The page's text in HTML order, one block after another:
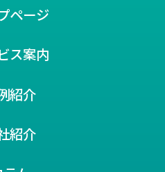
紹介
紹介
ス案内
ページ